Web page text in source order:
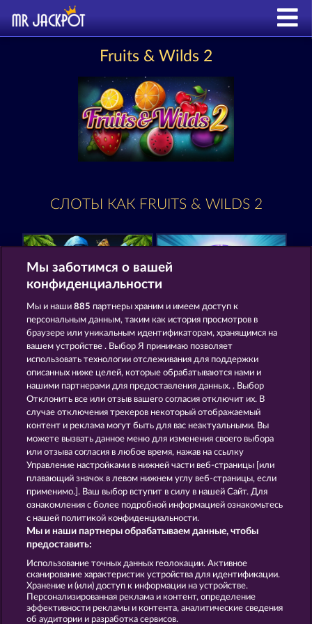
Fruits & Wilds 2
СЛОТЫ КАК FRUITS & WILDS 2
40 Thieves Maaax Diamonds
Frooty Troupe Sun Splash Fruits First Diamond Treasures
Правила
Заявление о конфиденциальности и
политике Cookie
О компании
Отправить Запрос об Отказе
Мы заботимся о вашей
конфиденциальности
Мы и наши885 партнеры храним и имеем доступ к
персональным данным, таким как история просмотров в
браузере или уникальным идентификаторам, хранящимся на
вашем устройстве . Выбор Я принимаю позволяет
использовать технологии отслеживания для поддержки
описанных ниже целей, которые обрабатываются нами и
нашими партнерами для предоставления данных. . Выбор
Отклонить все или отзыв вашего согласия отключит их. В
случае отключения трекеров некоторый отображаемый
контент и реклама могут быть для вас неактуальными. Вы
можете вызвать данное меню для изменения своего выбора
или отзыва согласия в любое время, нажав на ссылку
Управление настройками в нижней части веб-страницы [или
плавающий значок в левом нижнем углу веб-страницы, если
применимо.]. Ваш выбор вступит в силу в нашей Сайт. Для
ознакомления с более подробной информацией ознакомьтесь
с нашей политикой конфиденциальности.
Мы и наши партнеры обрабатываем данные, чтобы
предоставить:
Использование точных данных геолокации. Активное
сканирование характеристик устройства для идентификации.
Хранение и (или) доступ к информации на устройстве.
Персонализированная реклама и контент, определение
эффективности рекламы и контента, аналитические сведения
об аудитории и разработка сервисов.